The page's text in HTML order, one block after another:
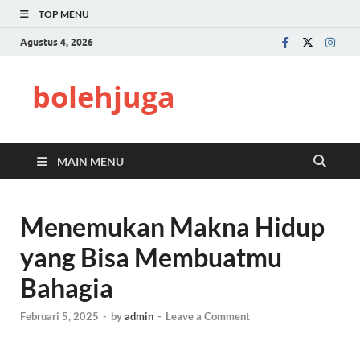
TOP MENU
Agustus 4, 2026
bolehjuga
MAIN MENU
Menemukan Makna Hidup
yang Bisa Membuatmu
Bahagia
Februari 5, 2025 - byadmin - Leave a Comment